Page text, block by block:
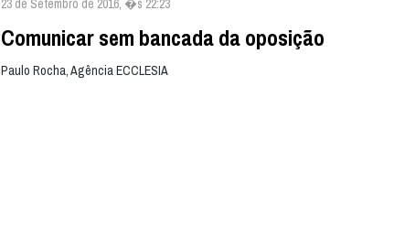
23 de Setembro de 2016, �s 22:23
Comunicar sem bancada da oposição
Paulo Rocha, Agência ECCLESIA